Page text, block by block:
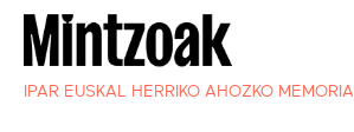
IPAR EUSKAL HERRIKO AHOZKO MEMORIA